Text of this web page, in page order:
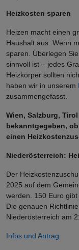
Heizkosten sparen
Heizen macht einen
Haushalt aus. Wenn
sparen. Überlegen
sinnvoll ist – jedes
Heizkörper sollten
haben wir in unserem
zusammengefasst.
Wien, Salzburg,
bekanntgegeben,
einen
Niederösterreich:
Der
2025 auf dem
werden. 150 Euro
Die genauen
Niederösterreich am
Infos und Antrag